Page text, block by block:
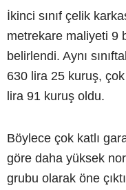
İkinci sınıf çelik
metrekare maliyeti 9
belirlendi. Aynı
630 lira 25 kuruş,
lira 91 kuruş oldu.
Böylece çok katlı
göre daha yüksek
grubu olarak öne